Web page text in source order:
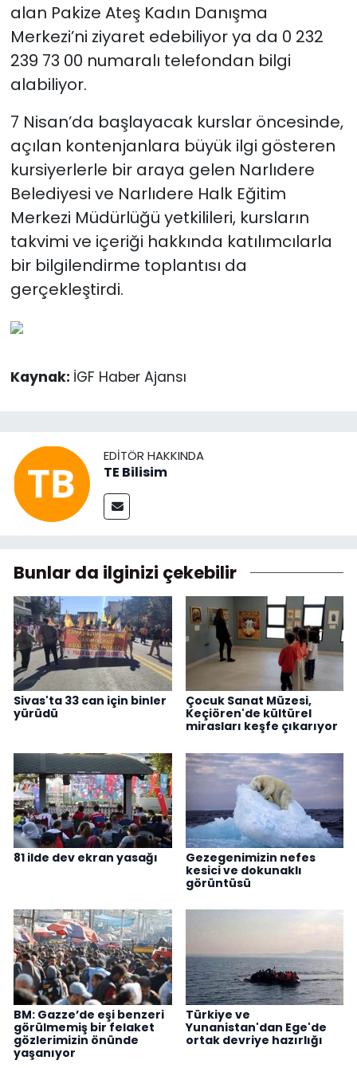
alan Pakize Ateş Kadın Danışma
Merkezi’ni ziyaret edebiliyor ya da 0 232
239 73 00 numaralı telefondan bilgi
alabiliyor.
7 Nisan’da başlayacak kurslar öncesinde,
açılan kontenjanlara büyük ilgi gösteren
kursiyerlerle bir araya gelen Narlıdere
Belediyesi ve Narlıdere Halk Eğitim
Merkezi Müdürlüğü yetkilileri, kursların
takvimi ve içeriği hakkında katılımcılarla
bir bilgilendirme toplantısı da
gerçekleştirdi.
Kaynak: İGF Haber Ajansı
EDITÖR HAKKINDA
TE Bilisim
Bunlar da ilginizi çekebilir
Sivas'ta 33 can için binler
yürüdü
Çocuk Sanat Müzesi,
Keçiören'de kültürel
mirasları keşfe çıkarıyor
81 ilde dev ekran yasağı
Gezegenimizin nefes
kesici ve dokunaklı
görüntüsü
BM: Gazze’de eşi benzeri
görülmemiş bir felaket
gözlerimizin önünde
yaşanıyor
Türkiye ve
Yunanistan'dan Ege'de
ortak devriye hazırlığı